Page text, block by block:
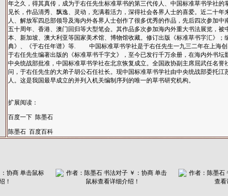
年之久，得其真传，成为于右任先生标准草书的第三代传人、中国标准草书学社的
见长，作品清秀、飘逸、灵动，充满着活力，深得社会各界人士的喜爱。近二十年
人、解放军四总部领导及海内外各界人士创作了很多优秀的作品，先后四次参加中
五十周年、香港、澳门回归等大型笔会。其作品多次参加海内外重大书法展览，被
本、新加坡、澳大利亚等国家美术馆、博物馆收藏。修订出版《标准草书字汇》；
典》、《于右任年谱》等. 中国标准草书学社是于右任先生一九三二年在上海创
于右任先生编著出版的《标准草书千字文》，至今已发行千万余册，在海内外书坛
中央统战部批准，中国标准草书学社在北京恢复成立。全国政协副主席屈武任名誉
问，于右任先生的大弟子胡公石任社长。现中国标准草书学社由中央统战部委托江
人。这是我国最早成立的并列入机关编制序列的唯一的草书研究机构。
扩展阅读：
百度一下 陈墨石
陈墨石 百度百科